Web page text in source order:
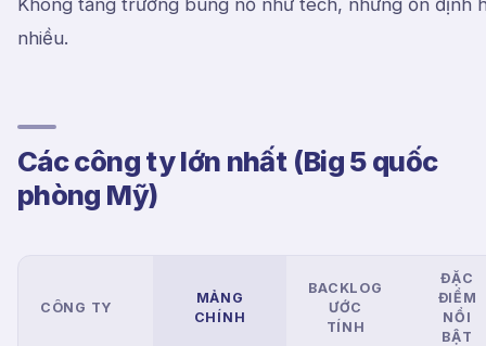
Không tăng trưởng bùng nổ như tech, nhưng ổn định
nhiều.
Các công ty lớn nhất (Big 5 quốc
phòng Mỹ)
CÔNG TY
MẢNG
CHÍNH
BACKLOG
ƯỚC
TÍNH
ĐẶC
ĐIỂM
NỔI
BẬT